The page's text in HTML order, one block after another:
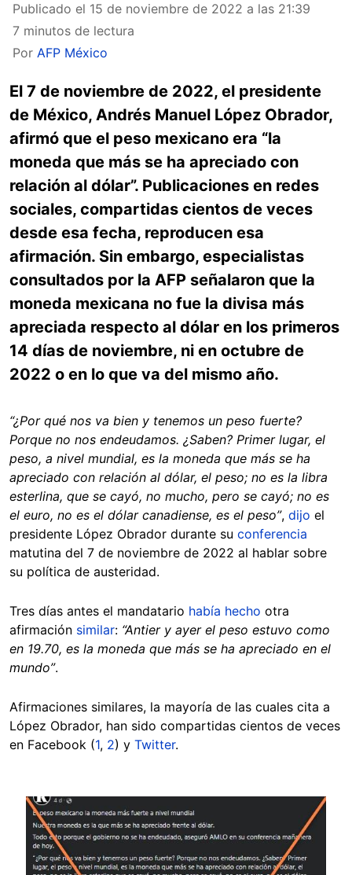
Publicado el 15 de noviembre de 2022 a las 21:39
7 minutos de lectura
Por AFP México
El 7 de noviembre de 2022, el presidente
de México, Andrés Manuel López Obrador,
afirmó que el peso mexicano era “la
moneda que más se ha apreciado con
relación al dólar”. Publicaciones en redes
sociales, compartidas cientos de veces
desde esa fecha, reproducen esa
afirmación. Sin embargo, especialistas
consultados por la AFP señalaron que la
moneda mexicana no fue la divisa más
apreciada respecto al dólar en los primeros
14 días de noviembre, ni en octubre de
2022 o en lo que va del mismo año.
“¿Por qué nos va bien y tenemos un peso fuerte?
Porque no nos endeudamos. ¿Saben? Primer lugar, el
peso, a nivel mundial, es la moneda que más se ha
apreciado con relación al dólar, el peso; no es la libra
esterlina, que se cayó, no mucho, pero se cayó; no es
el euro, no es el dólar canadiense, es el peso”, dijo el
presidente López Obrador durante su conferencia
matutina del 7 de noviembre de 2022 al hablar sobre
su política de austeridad.
Tres días antes el mandatario había hecho otra
afirmación similar: “Antier y ayer el peso estuvo como
en 19.70, es la moneda que más se ha apreciado en el
mundo”.
Afirmaciones similares, la mayoría de las cuales cita a
López Obrador, han sido compartidas cientos de veces
en Facebook (1, 2) y Twitter.
Image